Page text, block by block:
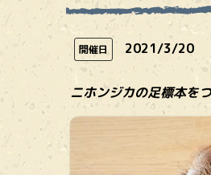
開催日 2021/3/20
ニホンジカの足標本を